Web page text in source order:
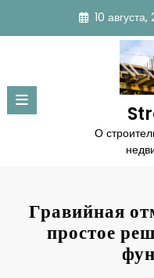
содержимому
10
О
Гравийная
простое